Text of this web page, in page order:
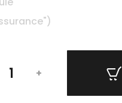
+